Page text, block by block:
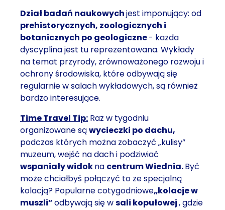
Dział badań naukowychjest imponujący: od
prehistorycznych, zoologicznych i
botanicznych po geologiczne- każda
dyscyplina jest tu reprezentowana. Wykłady
na temat przyrody, zrównoważonego rozwoju i
ochrony środowiska, które odbywają się
regularnie w salach wykładowych, są również
bardzo interesujące.
Time Travel Tip: Raz w tygodniu
organizowane sąwycieczki po dachu,
podczas których można zobaczyć „kulisy”
muzeum, wejść na dach i podziwiać
wspaniały widokna centrum Wiednia.Być
może chciałbyś połączyć to ze specjalną
kolacją? Popularne cotygodniowe„kolacje w
muszli”odbywają się wsali kopułowej, gdzie